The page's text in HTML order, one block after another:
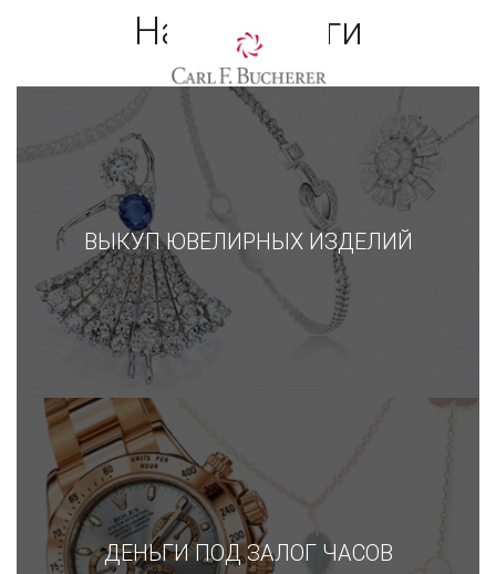
Наши услуги
ВЫКУП ЮВЕЛИРНЫХ ИЗДЕЛИЙ
ДЕНЬГИ ПОД ЗАЛОГ ЧАСОВ